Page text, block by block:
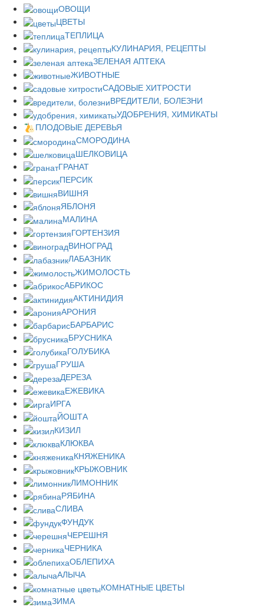
ОВОЩИ
ЦВЕТЫ
ТЕПЛИЦА
КУЛИНАРИЯ, РЕЦЕПТЫ
ЗЕЛЕНАЯ АПТЕКА
ЖИВОТНЫЕ
САДОВЫЕ ХИТРОСТИ
ВРЕДИТЕЛИ, БОЛЕЗНИ
УДОБРЕНИЯ, ХИМИКАТЫ
ПЛОДОВЫЕ ДЕРЕВЬЯ
СМОРОДИНА
ШЕЛКОВИЦА
ГРАНАТ
ПЕРСИК
ВИШНЯ
ЯБЛОНЯ
МАЛИНА
ГОРТЕНЗИЯ
ВИНОГРАД
ЛАБАЗНИК
ЖИМОЛОСТЬ
АБРИКОС
АКТИНИДИЯ
АРОНИЯ
БАРБАРИС
БРУСНИКА
ГОЛУБИКА
ГРУША
ДЕРЕЗА
ЕЖЕВИКА
ИРГА
ЙОШТА
КИЗИЛ
КЛЮКВА
КНЯЖЕНИКА
КРЫЖОВНИК
ЛИМОННИК
РЯБИНА
СЛИВА
ФУНДУК
ЧЕРЕШНЯ
ЧЕРНИКА
ОБЛЕПИХА
АЛЫЧА
КОМНАТНЫЕ ЦВЕТЫ
ЗИМА